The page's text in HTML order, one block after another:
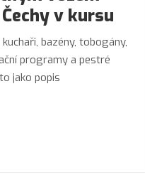
v kursu
bazény, tobogány,
programy a pestré
jako popis